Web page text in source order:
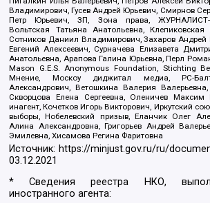
Владимирович, Гусев Андрей Юрьевич, Смирнов
Петр Юрьевич, ЗП, Зона права,
Вольтская Татьяна Анатольевна, Клепиковская
Сотников Даниил Владимирович, Захаров
Евгений Алексеевич, Сурначева Елизавета
Анатольевна, Арапова Галина Юрьевна, Перл
Mason G.E.S. Anonymous Foundation, Stichting
Мнение, Москоу диджитал медиа, РС-
Александрович, Ветошкина Валерия
Скворцова Елена Сергеевна, Оленичев
инагент, Кочетков Игорь Викторович, Иркутский
выборы, Нобелевский призыв, Еланчик Олег
Алина Александровна, Григорьев Андрей
Эмилевна, Хисамова Регина Фаритовна
Источник: https://minjust.gov.ru/ru/
03.12.2021
* Сведения реестра НКО,
иностранного агента: